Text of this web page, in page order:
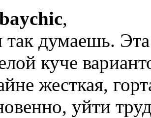
,
так думаешь.
куче
жесткая,
уйти